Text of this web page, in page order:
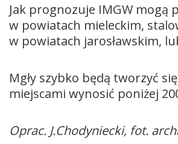
Jak prognozuje IMGW mogą
w powiatach mieleckim,
w powiatach jarosławskim,
Mgły szybko będą tworzyć
miejscami wynosić poniżej
Oprac. J.Chodyniecki, fot.